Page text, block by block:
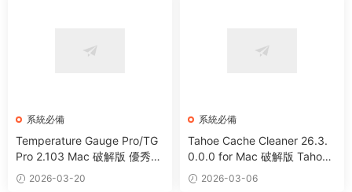
系統必備
Temperature Gauge Pro/TG
Pro 2.103 Mac 破解版 優秀硬
件溫度監測工具
2026-03-20
系統必備
Tahoe Cache Cleaner 26.3.
0.0.0 for Mac 破解版 Tahoe
系統優化防病毒清理軟件
2026-03-06